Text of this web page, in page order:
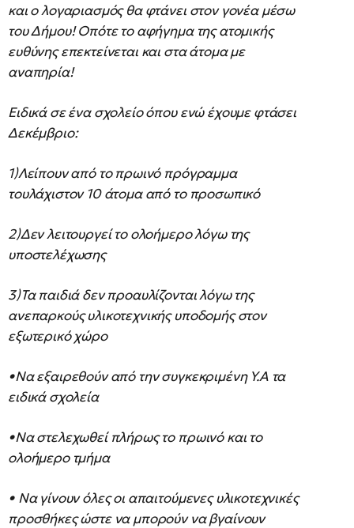
και ο λογαριασμός θα φτάνει στον γονέα μέσω
του Δήμου! Οπότε το αφήγημα της ατομικής
ευθύνης επεκτείνεται και στα άτομα με
αναπηρία!
Ειδικά σε ένα σχολείο όπου ενώ έχουμε φτάσει
Δεκέμβριο:
1)Λείπουν από το πρωινό πρόγραμμα
τουλάχιστον 10 άτομα από το προσωπικό
2)Δεν λειτουργεί το ολοήμερο λόγω της
υποστελέχωσης
3)Τα παιδιά δεν προαυλίζονται λόγω της
ανεπαρκούς υλικοτεχνικής υποδομής στον
εξωτερικό χώρο
•Να εξαιρεθούν από την συγκεκριμένη Υ.Α τα
ειδικά σχολεία
•Να στελεχωθεί πλήρως το πρωινό και το
ολοήμερο τμήμα
• Να γίνουν όλες οι απαιτούμενες υλικοτεχνικές
προσθήκες ώστε να μπορούν να βγαίνουν